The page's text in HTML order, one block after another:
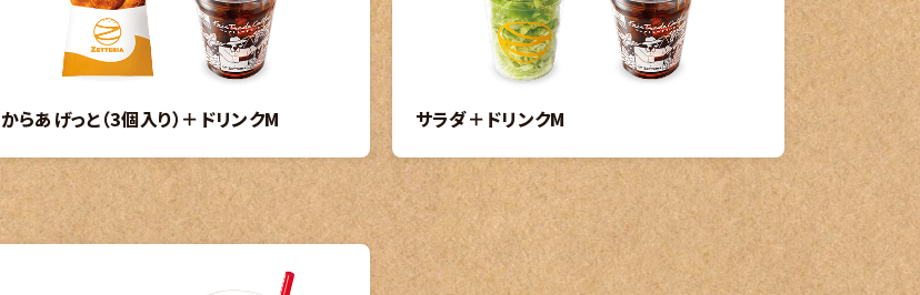
からあげっと（3個入り）＋ドリンクM サラダ＋ドリンクM